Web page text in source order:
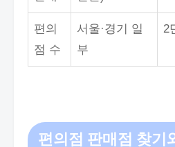
편의
점 수
서울·경기 일
부
2
편의점 판매점 찾기